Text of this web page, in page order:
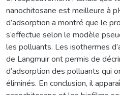
nanochitosane est meilleure à
d’adsorption a montré que le
s’effectue selon le modèle
les polluants. Les isothermes
de Langmuir ont permis de
d’adsorption des polluants qui
éliminés. En conclusion, il